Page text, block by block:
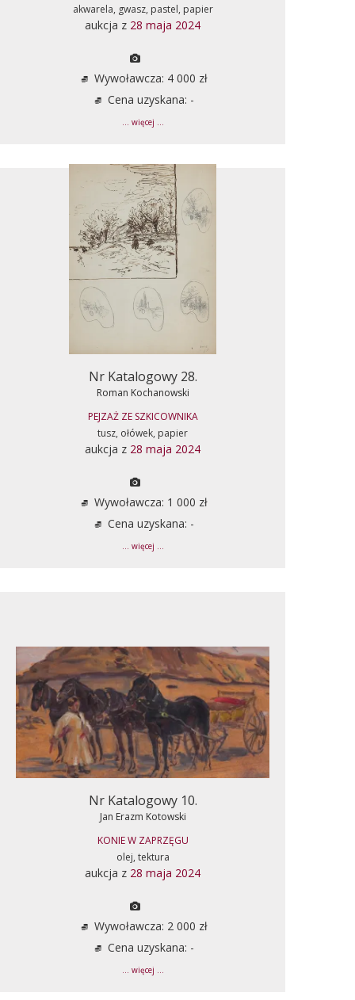
akwarela, gwasz, pastel, papier
aukcja z 28 maja 2024
Wywoławcza: 4 000 zł
Cena uzyskana: -
... więcej ...
Nr Katalogowy 28.
Roman Kochanowski
PEJZAŻ ZE SZKICOWNIKA
tusz, ołówek, papier
aukcja z 28 maja 2024
Wywoławcza: 1 000 zł
Cena uzyskana: -
... więcej ...
Nr Katalogowy 10.
Jan Erazm Kotowski
KONIE W ZAPRZĘGU
olej, tektura
aukcja z 28 maja 2024
Wywoławcza: 2 000 zł
Cena uzyskana: -
... więcej ...